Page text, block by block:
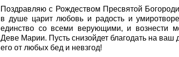
Поздравляю с Рождеством Пресвятой
в душе царит любовь и радость и
единство со всеми верующими, и вознести
Деве Марии. Пусть снизойдет благодать на ваш
его от любых бед и невзгод!